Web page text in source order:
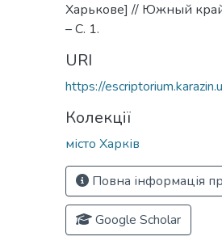
Харькове] // Южный
– С. 1.
URI
https://
Колекції
місто Харків
Повна інформація
Google Scholar